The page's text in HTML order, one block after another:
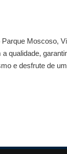
Moscoso,
qualidade,
e desfrute de